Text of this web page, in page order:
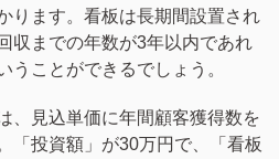
ります。看板は長期間設置され
収までの年数が3年以内であれ
うことができるでしょう。
、見込単価に年間顧客獲得数を
「投資額」が30万円で、「看板